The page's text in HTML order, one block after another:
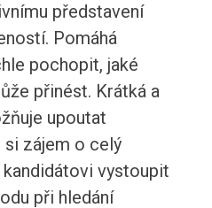
představení
Pomáhá
pochopit, jaké
přinést. Krátká a
upoutat
zájem o celý
vystoupit
při hledání